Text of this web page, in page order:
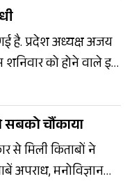
है. प्रदेश अध्यक्ष अजय
शनिवार को होने वाले इस
चौंकाया
से मिली किताबों ने